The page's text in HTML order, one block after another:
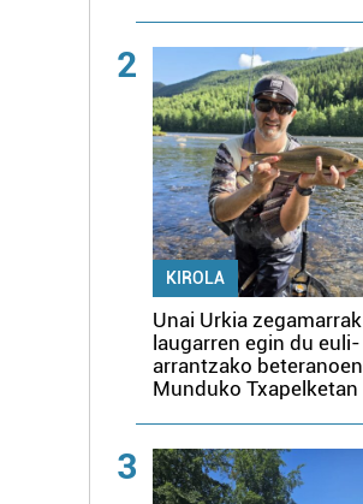
2
KIROLA
Unai Urkia zegamarrak
laugarren egin du euli-
arrantzako beteranoen
Munduko Txapelketan
3